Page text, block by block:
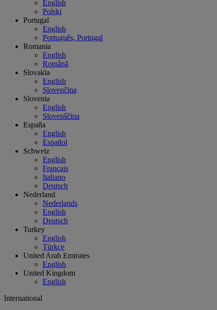
English
Polski
Portugal
English
Português, Portugal
Romania
English
Română
Slovakia
English
Slovenčina
Slovenia
English
Slovenščina
España
English
Español
Schweiz
English
Français
Italiano
Deutsch
Nederland
Nederlands
English
Deutsch
Turkey
English
Türkçe
United Arab Emirates
English
United Kingdom
English
International